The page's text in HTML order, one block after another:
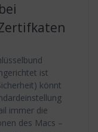
ist
könnt
immer die
des Macs –